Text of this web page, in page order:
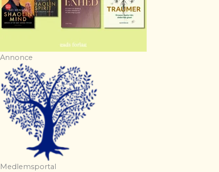
Annonce
Medlemsportal